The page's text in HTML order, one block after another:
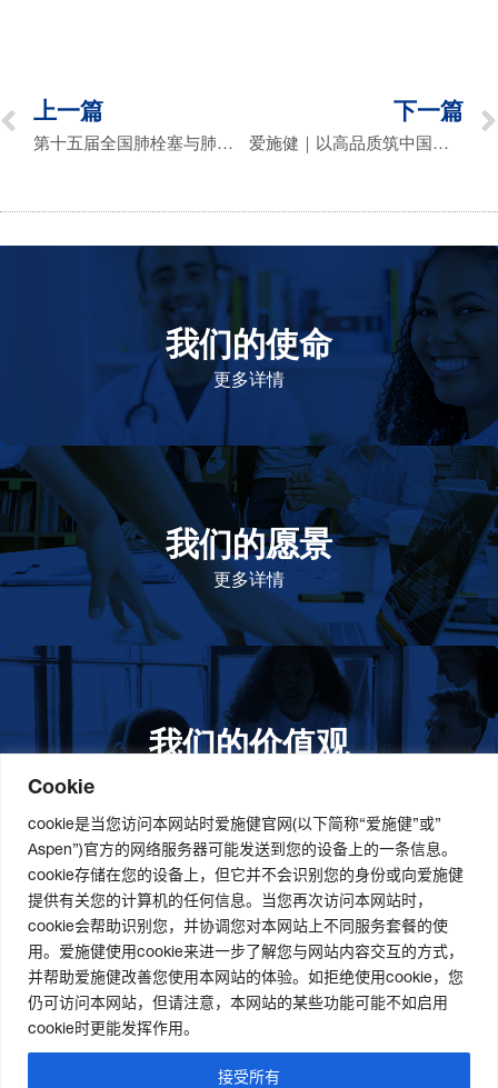
Cookie
cookie是当您访问本网站时爱施健官网(以下简称“爱施健”或”
Aspen”)官方的网络服务器可能发送到您的设备上的一条信息。
cookie存储在您的设备上，但它并不会识别您的身份或向爱施健
提供有关您的计算机的任何信息。当您再次访问本网站时，
cookie会帮助识别您，并协调您对本网站上不同服务套餐的使
用。爱施健使用cookie来进一步了解您与网站内容交互的方式，
并帮助爱施健改善您使用本网站的体验。如拒绝使用cookie，您
仍可访问本网站，但请注意，本网站的某些功能可能不如启用
cookie时更能发挥作用。
接受所有
上一篇
第十五届全国肺栓塞与肺血管疾病学术会议成功召开
下一篇
爱施健｜以高品质筑中国—南非药品互通之桥
我们的使命
更多详情
致力于提高患者的生命健康和质量
我们的愿景
更多详情
作为一个负责任的企业公民，在全球提高优质和患者可
及的药物，传递我们的价值。
我们的价值观
我们的价值观是爱施健存立和发展的基石。集团上下以
此为指引，为实现集团目标而共同奋斗。
关于我们
爱施健集团概况
爱施健中国概况
爱施健商业网络
社会责任
道德与合规管理
社会经济发展项目
曼德拉国际日
职业发展
爱施健中国职业发展
爱施健中国岗位招聘